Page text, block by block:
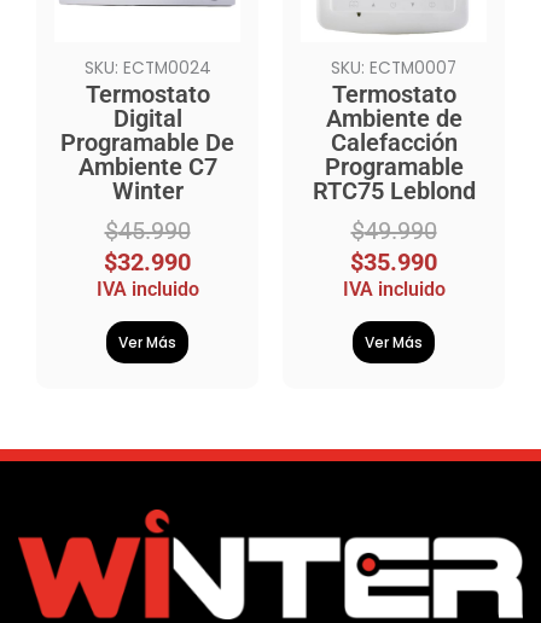
SKU: ECTM0024
Termostato
Digital
Programable De
Ambiente C7
Winter
$45.990
$32.990
IVA incluido
Ver Más
SKU: ECTM0007
Termostato
Ambiente de
Calefacción
Programable
RTC75 Leblond
$49.990
$35.990
IVA incluido
Ver Más